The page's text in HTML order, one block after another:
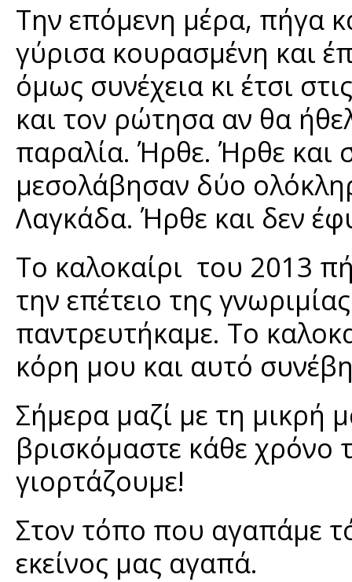
Την επόμενη μέρα, πήγα
γύρισα κουρασμένη και
όμως συνέχεια κι έτσι
και τον ρώτησα αν θα
παραλία. Ήρθε. Ήρθε και
μεσολάβησαν δύο
Λαγκάδα. Ήρθε και δεν
Το καλοκαίρι του 2013
την επέτειο της
παντρευτήκαμε. Το
κόρη μου και αυτό
Σήμερα μαζί με τη μικρή
βρισκόμαστε κάθε χρόνο
γιορτάζουμε!
Στον τόπο που αγαπάμε
εκείνος μας αγαπά.